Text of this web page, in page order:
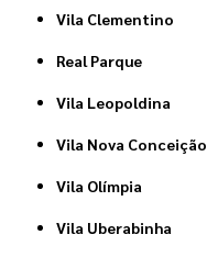
Vila Clementino
Real Parque
Vila Leopoldina
Vila Nova Conceição
Vila Olímpia
Vila Uberabinha